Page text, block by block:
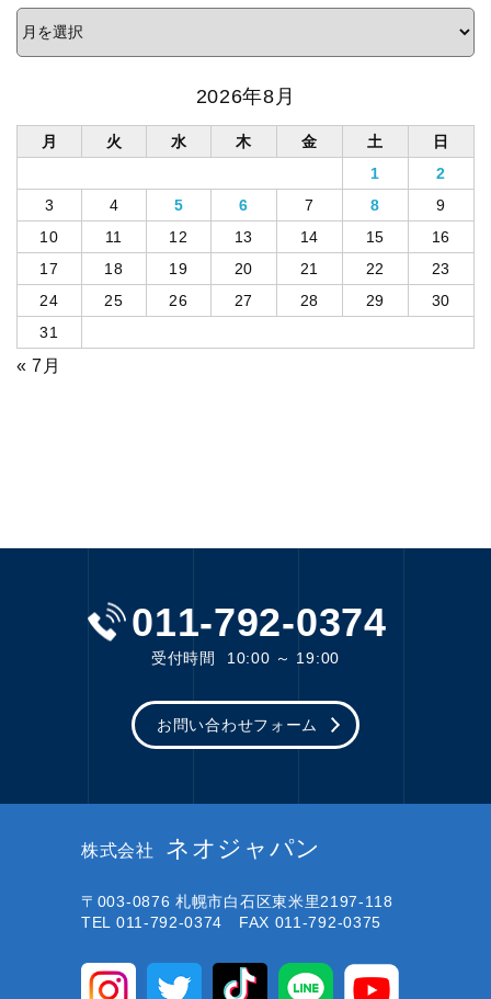
2026年8月
月 火 水 木 金 土
日
1
2
3
4 5 6 7 8
9
10
11 12 13 14 15
16
17
18 19 20 21 22
23
24
25 26 27 28 29
30
31
« 7月
011-792-0374
受付時間 10:00 ～ 19:00
お問い合わせフォーム
株式会社 ネオジャパン
〒003-0876 札幌市白石区東米里2197-118
TEL 011-792-0374 FAX 011-792-0375